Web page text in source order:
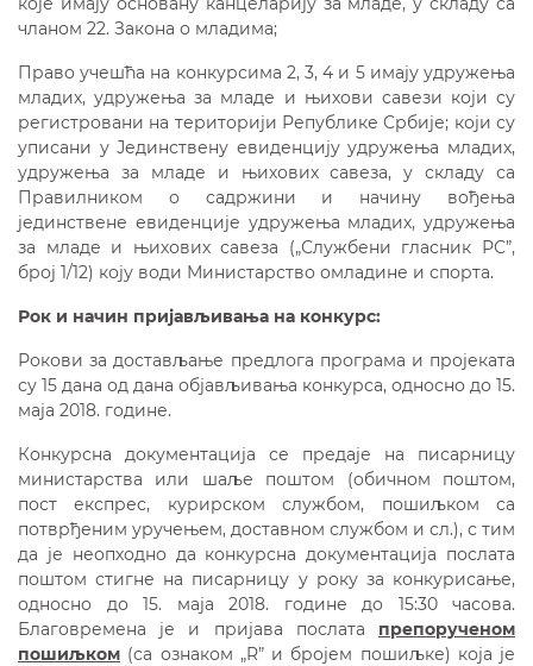
чланом 22. Закона о младима;
Право учешћа на конкурсима 2, 3, 4 и 5 имају удружења
младих, удружења за младе и њихови савези који су
регистровани на територији Републике Србије; који су
уписани у Јединствену евиденцију удружења младих,
удружења зa младе и њихових савеза, у складу са
Правилником о садржини и начину вођења
јединствене евиденције удружења младих, удружења
за младе и њихових савеза („Службени гласник РС”,
број 1/12) коју води Министарство омладине и спорта.
Рок и начин пријављивања на конкурс:
Рокови за достављање предлога програма и пројеката
су 15 дана од дана објављивања конкурса, односно до 15.
маја 2018. године.
Конкурсна документација се предаје на писарницу
министарства или шаље поштом (обичном поштом,
пост експрес, курирском службом, пошиљком са
потврђеним уручењем, доставном службом и сл.), с тим
да је неопходно да конкурсна документација послата
поштом стигне на писарницу у року за конкурисање,
односно до 15. маја 2018. године до 15:30 часова.
Благовремена је и пријава послата препорученом
пошиљком (са ознаком „R” и бројем пошиљке) која је